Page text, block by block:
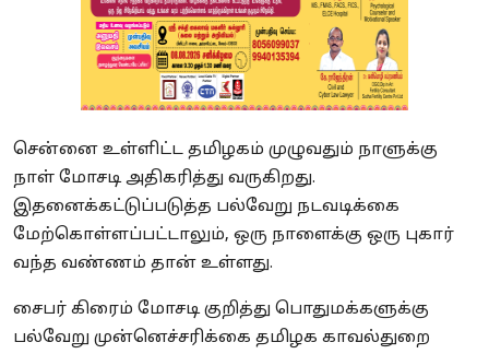
சென்னை உள்ளிட்ட தமிழகம் முழுவதும் நாளுக்கு
நாள் மோசடி அதிகரித்து வருகிறது.
இதனைக்கட்டுப்படுத்த பல்வேறு நடவடிக்கை
மேற்கொள்ளப்பட்டாலும், ஒரு நாளைக்கு ஒரு புகார்
வந்த வண்ணம் தான் உள்ளது.
சைபர் கிரைம் மோசடி குறித்து பொதுமக்களுக்கு
பல்வேறு முன்னெச்சரிக்கை தமிழக காவல்துறை